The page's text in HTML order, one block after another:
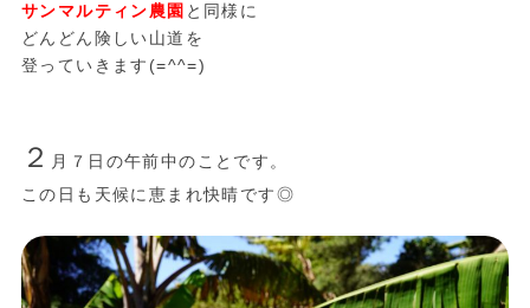
サンマルティン農園 と同様に
どんどん険しい山道を
登っていきます(=^^=)
２
月７日の午前中のことです。
この日も天候に恵まれ快晴です◎